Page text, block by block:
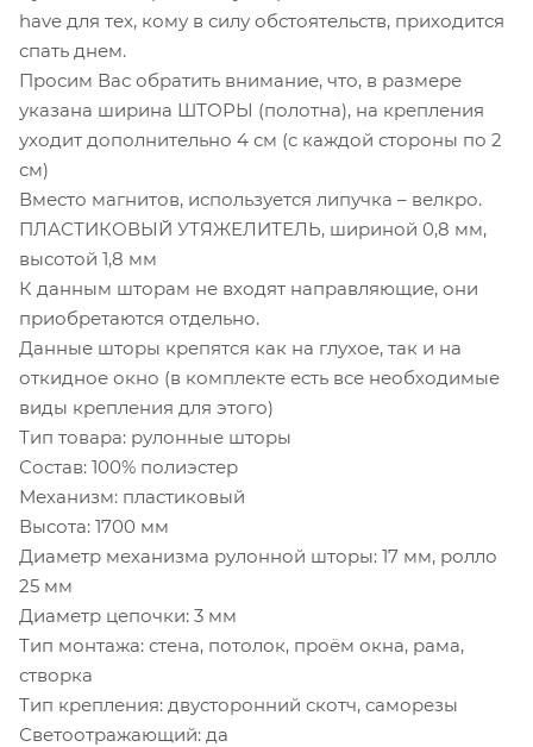
have для тех, кому в силу обстоятельств, приходится
спать днем.
Просим Вас обратить внимание, что, в размере
указана ширина ШТОРЫ (полотна), на крепления
уходит дополнительно 4 см (с каждой стороны по 2
см)
Вместо магнитов, используется липучка – велкро.
ПЛАСТИКОВЫЙ УТЯЖЕЛИТЕЛЬ, шириной 0,8 мм,
высотой 1,8 мм
К данным шторам не входят направляющие, они
приобретаются отдельно.
Данные шторы крепятся как на глухое, так и на
откидное окно (в комплекте есть все необходимые
виды крепления для этого)
Тип товара: рулонные шторы
Состав: 100% полиэстер
Механизм: пластиковый
Высота: 1700 мм
Диаметр механизма рулонной шторы: 17 мм, ролло
25 мм
Диаметр цепочки: 3 мм
Тип монтажа: стена, потолок, проём окна, рама,
створка
Тип крепления: двусторонний скотч, саморезы
Светоотражающий: да